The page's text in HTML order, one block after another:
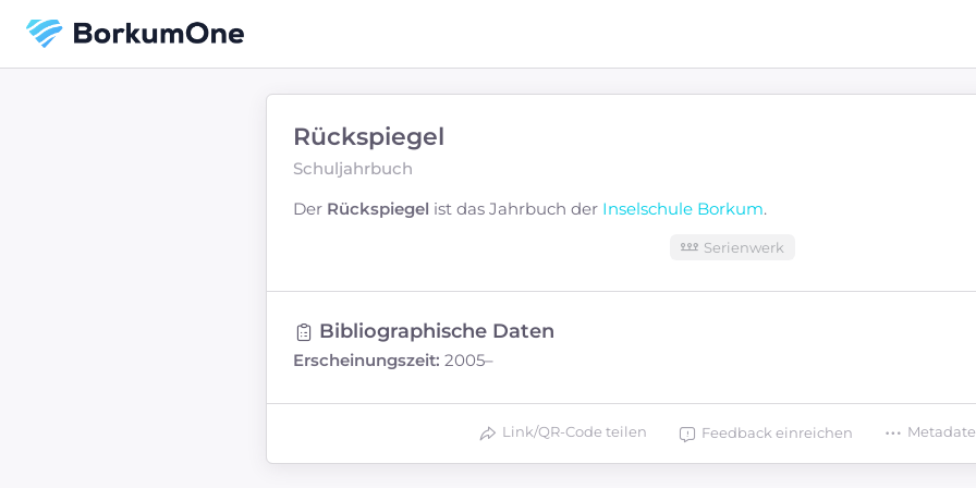
Rückspiegel
Schuljahrbuch
Der Rückspiegel ist das Jahrbuch der Inselschule Borkum.
Serienwerk
Bibliographische Daten
Erscheinungszeit: 2005–
Link/QR-Code teilen Feedback einreichen